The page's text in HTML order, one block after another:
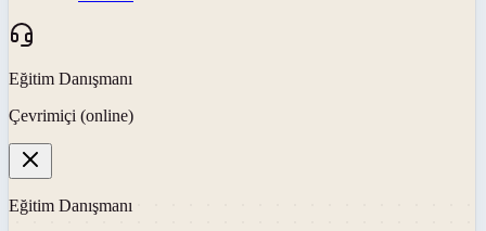
Eğitim Danışmanı
Çevrimiçi (online)
Eğitim Danışmanı